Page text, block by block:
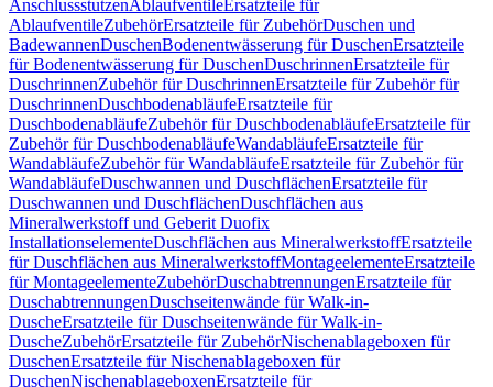
AnschlussstutzenAblaufventileErsatzteile für
AblaufventileZubehörErsatzteile für ZubehörDuschen und
BadewannenDuschenBodenentwässerung für DuschenErsatzteile
für Bodenentwässerung für DuschenDuschrinnenErsatzteile für
DuschrinnenZubehör für DuschrinnenErsatzteile für Zubehör für
DuschrinnenDuschbodenabläufeErsatzteile für
DuschbodenabläufeZubehör für DuschbodenabläufeErsatzteile für
Zubehör für DuschbodenabläufeWandabläufeErsatzteile für
WandabläufeZubehör für WandabläufeErsatzteile für Zubehör für
WandabläufeDuschwannen und DuschflächenErsatzteile für
Duschwannen und DuschflächenDuschflächen aus
Mineralwerkstoff und Geberit Duofix
InstallationselementeDuschflächen aus MineralwerkstoffErsatzteile
für Duschflächen aus MineralwerkstoffMontageelementeErsatzteile
für MontageelementeZubehörDuschabtrennungenErsatzteile für
DuschabtrennungenDuschseitenwände für Walk-in-
DuscheErsatzteile für Duschseitenwände für Walk-in-
DuscheZubehörErsatzteile für ZubehörNischenablageboxen für
DuschenErsatzteile für Nischenablageboxen für
DuschenNischenablageboxenErsatzteile für